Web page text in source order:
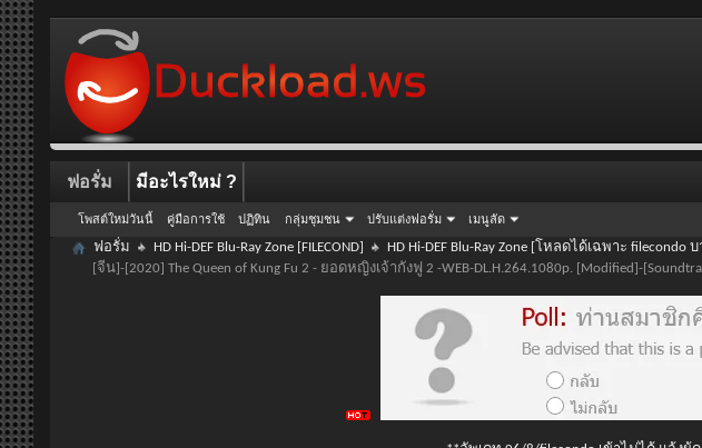
ฟอรั่ม
โพสต์ใหม่วันนี้ คู่มือการใช้ ปฏิทิน กลุ่มชุมชน ปรับแต่งฟอรั่ม เมนูลัด
มีอะไรใหม่ ?
ฟอรั่ม HD Hi-DEF Blu-Ray Zone [FILECOND] HD Hi-DEF Blu-Ray Zone [โหลดได้เฉพาะ filecondo
[จีน]-[2020] The Queen of Kung Fu 2 - ยอดหญิงเจ้ากังฟู 2 -WEB-DL.H.264.1080p. [Modified]-